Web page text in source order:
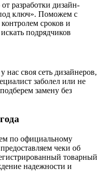
разработки дизайн-
ключ». Поможем с
сроков и
подрядчиков
нас своя сеть дизайнеров,
заболел или не
замену без
по официальному
чеки об
товарный
надежности и